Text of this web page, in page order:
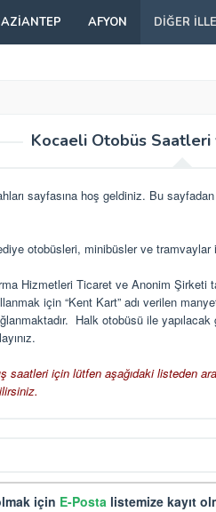
AFYON DIĞER
Kocaeli Otobüs Saatleri
sayfasına hoş geldiniz. Bu
otobüsleri, minibüsler ve
Hizmetleri Ticaret ve Anonim Şirketi
için “Kent Kart” adı verilen
Halk otobüsü ile
.
için lütfen aşağıdaki listeden
için E-Postalistemize kayıt